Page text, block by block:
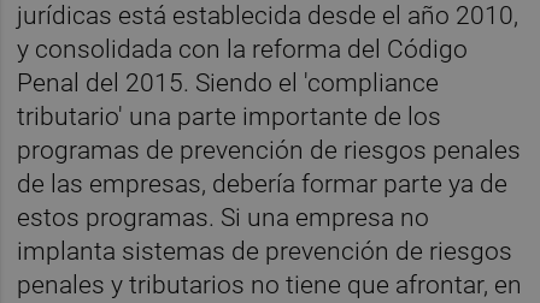
jurídicas está establecida desde el año 2010,
y consolidada con la reforma del Código
Penal del 2015. Siendo el 'compliance
tributario' una parte importante de los
programas de prevención de riesgos penales
de las empresas, debería formar parte ya de
estos programas. Si una empresa no
implanta sistemas de prevención de riesgos
penales y tributarios no tiene que afrontar, en